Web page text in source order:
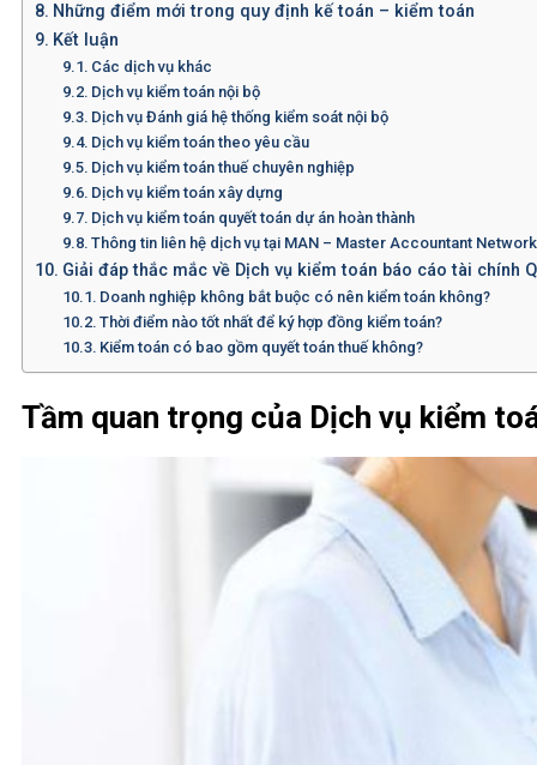
Những điểm mới trong quy định kế toán – kiểm toán
Kết luận
Các dịch vụ khác
Dịch vụ kiểm toán nội bộ
Dịch vụ Đánh giá hệ thống kiểm soát nội bộ
Dịch vụ kiểm toán theo yêu cầu
Dịch vụ kiểm toán thuế chuyên nghiệp
Dịch vụ kiểm toán xây dựng
Dịch vụ kiểm toán quyết toán dự án hoàn thành
Thông tin liên hệ dịch vụ tại MAN – Master Accountant Network
Giải đáp thắc mắc về Dịch vụ kiểm toán báo cáo tài chính
Doanh nghiệp không bắt buộc có nên kiểm toán không?
Thời điểm nào tốt nhất để ký hợp đồng kiểm toán?
Kiểm toán có bao gồm quyết toán thuế không?
Tầm quan trọng của Dịch vụ kiểm